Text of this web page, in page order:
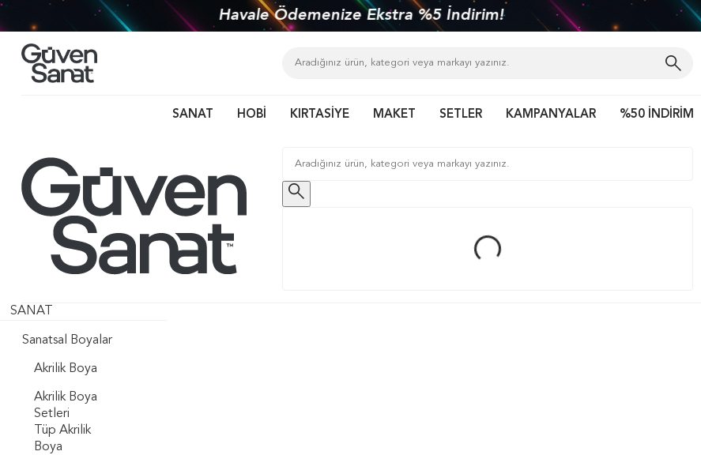
Türkiye'nin her yerine 1450 TL ve üzeri kargo
SANAT HOBİ KIRTASİYE MAKET SETLER KAMPANYALAR %50 İNDİRİM
SANAT
Sanatsal Boyalar
Akrilik Boya
Akrilik Boya
Setleri
Tüp Akrilik
Boya